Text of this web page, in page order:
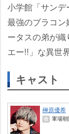
小学館「サンデ
最強のブラコ
ータスの弟が
エー!!」な異世
キャスト
榊原優希
役 軍場